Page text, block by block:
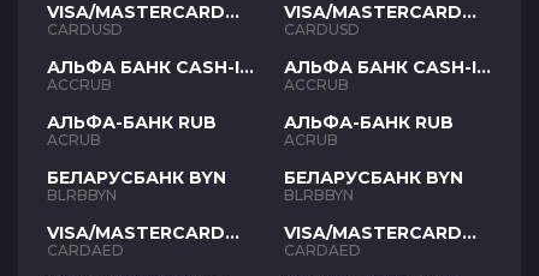
VISA/MASTERCARD
USD
CARDUSD
АЛЬФА БАНК CASH-IN
RUB
ACCRUB
АЛЬФА-БАНК RUB
ACRUB
БЕЛАРУСБАНК BYN
BLRBBYN
VISA/MASTERCARD
AED
CARDAED
VISA/MASTERCARD
USD
CARDUSD
АЛЬФА БАНК CASH-IN
RUB
ACCRUB
АЛЬФА-БАНК RUB
ACRUB
БЕЛАРУСБАНК BYN
BLRBBYN
VISA/MASTERCARD
AED
CARDAED